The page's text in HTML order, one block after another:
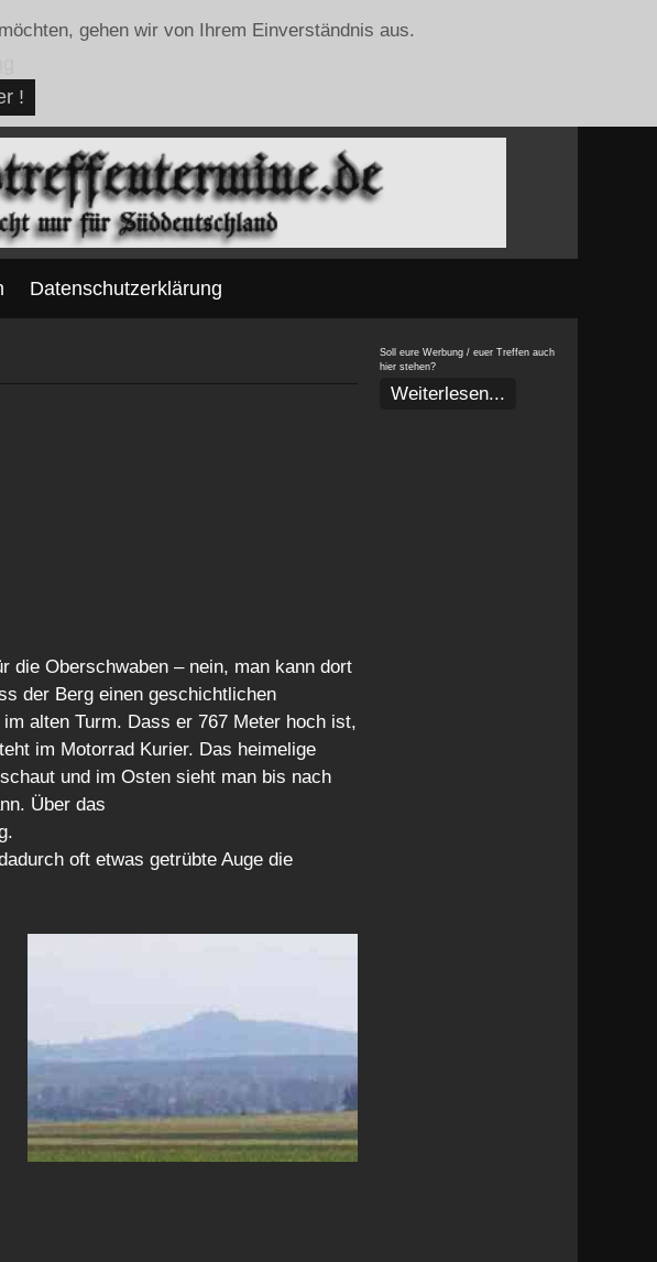
gehen wir von Ihrem Einverständnis aus.
!
Datenschutzerklärung
die Oberschwaben – nein, man kann dort
der Berg einen geschichtlichen
alten Turm. Dass er 767 Meter hoch ist,
im Motorrad Kurier. Das heimelige
und im Osten sieht man bis nach
Über das
oft etwas getrübte Auge die
Soll eure Werbung / euer Treffen auch
hier stehen?
Weiterlesen...